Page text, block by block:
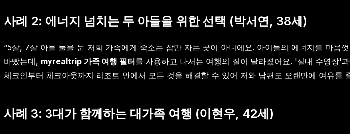
사례 2: 에너지 넘치는 두 아들을 위한 선택 (박서연, 38세)
“5살, 7살 아들 둘을 둔 저희 가족에게 숙소는 잠만 자는 곳이 아니에요. 아이들의 에너지를 마
바빴는데, myrealtrip 가족 여행 필터를 사용하고 나서는 여행의 질이 달라졌어요. '실내 수영장'
체크인부터 체크아웃까지 리조트 안에서 모든 것을 해결할 수 있어 저와 남편도 오랜만에 여유를
사례 3: 3대가 함께하는 대가족 여행 (이현우, 42세)